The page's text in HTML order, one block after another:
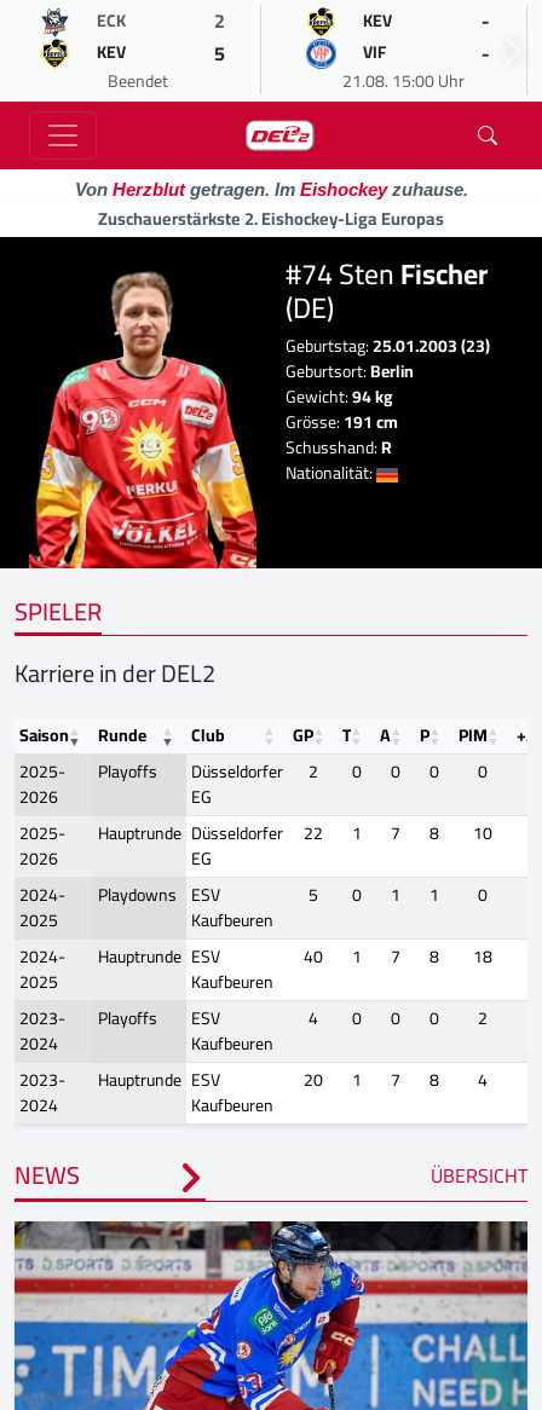
ECK 2
KEV 5
Beendet
KEV -
VIF -
21.08. 15:00 Uhr
Von Herzblutgetragen. Im Eishockeyzuhause.
Zuschauerstärkste 2. Eishockey-Liga Europas
#74 StenFischer
(DE)
Geburtstag:25.01.2003 (23)
Geburtsort:Berlin
Gewicht:94 kg
Grösse:191 cm
Schusshand:R
Nationalität:
SPIELER
Karriere in der DEL2
Saison Runde Club GP T A P PIM
+/-
2025-
2026
Playoffs
Düsseldorfer
EG
2 0 0 0 0
2025-
2026
Hauptrunde Düsseldorfer
EG
22 1 7 8 10
2024-
2025
Playdowns ESV
Kaufbeuren
5 0 1 1 0
2024-
2025
Hauptrunde ESV
Kaufbeuren
40 1 7 8 18
2023-
2024
Playoffs
ESV
Kaufbeuren
4 0 0 0 2
2023-
2024
Hauptrunde ESV
Kaufbeuren
20 1 7 8 4
NEWS ÜBERSICHT